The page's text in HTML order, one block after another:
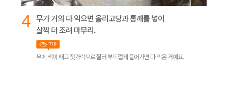
4 무가 거의 다 익으면 올리고당과 통깨를 넣어
살짝 더 조려 마무리.
무에 색이 배고 젓가락으로 찔러 부드럽게 들어가면 다 익은 거예요.